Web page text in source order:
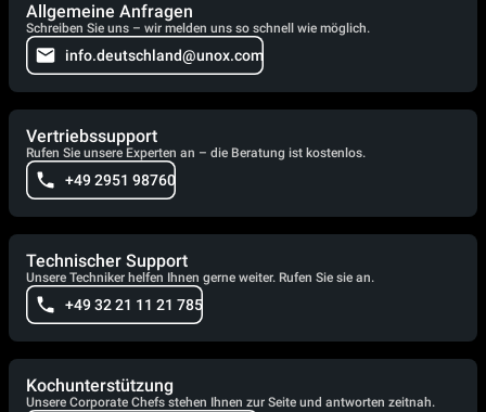
Allgemeine Anfragen
Schreiben Sie uns – wir melden uns so schnell wie möglich.
info.deutschland@unox.com
Vertriebssupport
Rufen Sie unsere Experten an – die Beratung ist kostenlos.
+49 2951 98760
Technischer Support
Unsere Techniker helfen Ihnen gerne weiter. Rufen Sie sie an.
+49 32 21 11 21 785
Kochunterstützung
Unsere Corporate Chefs stehen Ihnen zur Seite und antworten zeitnah.